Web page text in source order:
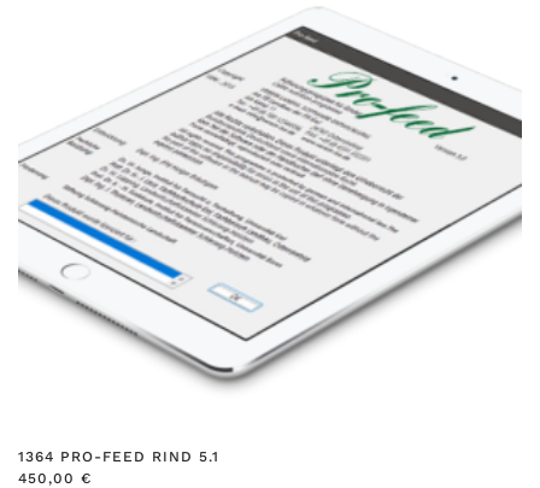
1364 PRO-FEED RIND 5.1
450,00 €